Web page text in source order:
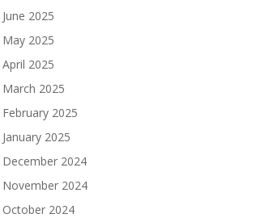
June 2025
May 2025
April 2025
March 2025
February 2025
January 2025
December 2024
November 2024
October 2024